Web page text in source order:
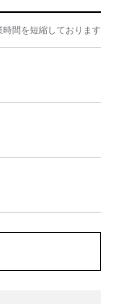
間を短縮しております